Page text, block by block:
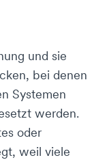
und sie
bei denen
Systemen
werden.
oder
weil viele